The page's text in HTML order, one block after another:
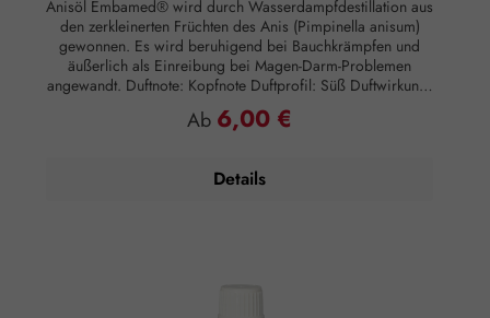
Anisöl Embamed® wird durch Wasserdampfdestillation aus
den zerkleinerten Früchten des Anis (Pimpinella anisum)
gewonnen. Es wird beruhigend bei Bauchkrämpfen und
äußerlich als Einreibung bei Magen-Darm-Problemen
angewandt. Duftnote: Kopfnote Duftprofil: Süß Duftwirkung:
Anwendungsempfehlung: Kosmetikum zur Aromapflege der
100 % naturreines, ätherisches Anisöl ohne Zusätze.
Regulärer Preis:
Ab 6,00 €
Details